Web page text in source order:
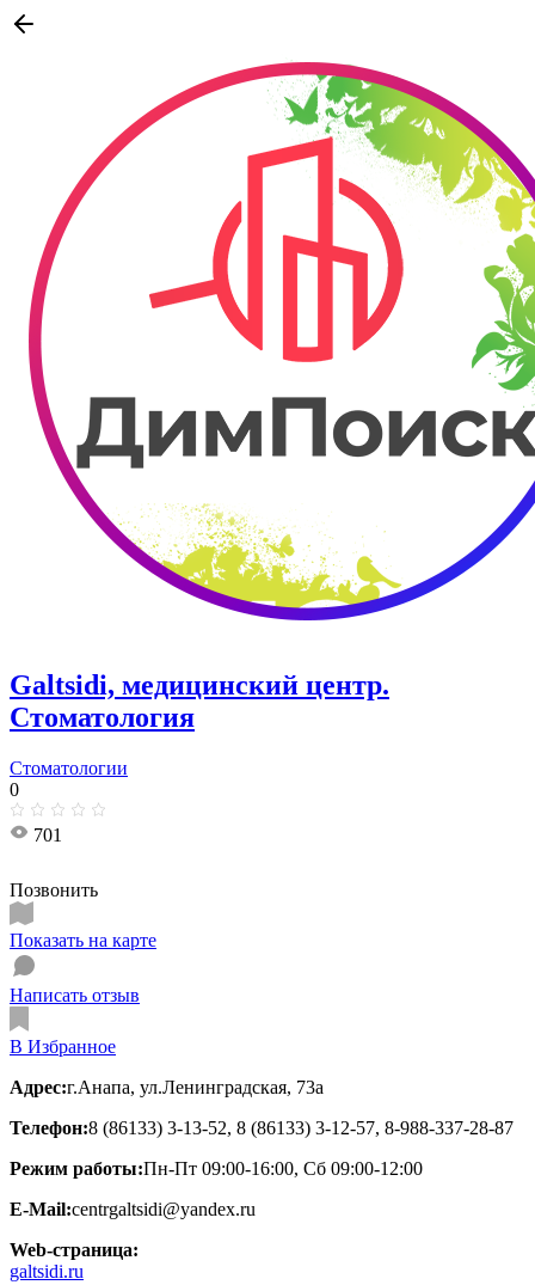
Galtsidi, медицинский центр.
Стоматология
Стоматологии
0
701
Позвонить
Показать на карте
Написать отзыв
В Избранное
Адрес:г.Анапа, ул.Ленинградская, 73а
Телефон:8 (86133) 3-13-52, 8 (86133) 3-12-57, 8-988-337-28-87
Режим работы:Пн-Пт 09:00-16:00, Сб 09:00-12:00
E-Mail:centrgaltsidi@yandex.ru
Web-страница:
galtsidi.ru